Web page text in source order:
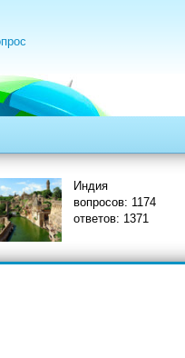
Индия
вопросов: 1174
ответов: 1371